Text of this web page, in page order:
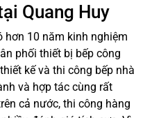
Quang Huy
hơn 10 năm kinh nghiệm
phối thiết bị bếp công
kế và thi công bếp nhà
và hợp tác cùng rất
cả nước, thi công hàng